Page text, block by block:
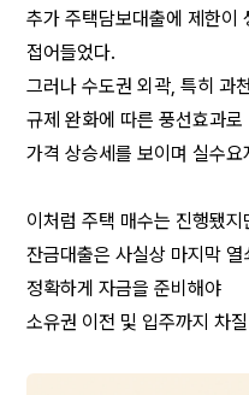
추가 주택담보대출에 제한이
접어들었다.
그러나 수도권 외곽, 특히 과
규제 완화에 따른 풍선효과로
가격 상승세를 보이며 실수
이처럼 주택 매수는 진행됐
잔금대출은 사실상 마지막
정확하게 자금을 준비해야
소유권 이전 및 입주까지 차